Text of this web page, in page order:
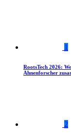
1
RootsTech 2026:
Ahnenforscher
2